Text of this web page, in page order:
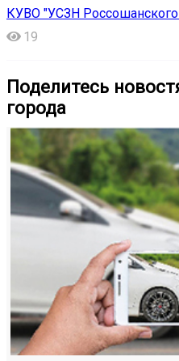
КУВО "УСЗН Россошанского
19
Поделитесь
города